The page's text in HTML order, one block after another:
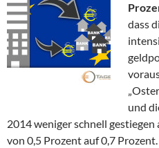
dass
und
2014 weniger schnell
von 0,5 Prozent auf 0,7 Prozent.